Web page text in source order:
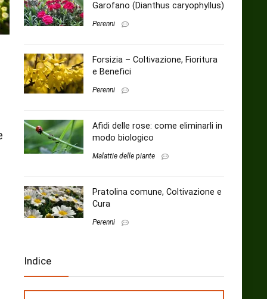
Garofano (Dianthus caryophyllus)
Perenni
Forsizia – Coltivazione, Fioritura
e Benefici
Perenni
Afidi delle rose: come eliminarli in
modo biologico
Malattie delle piante
Pratolina comune, Coltivazione e
Cura
Perenni
Indice